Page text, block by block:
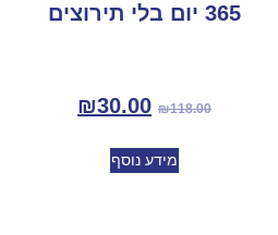
365 יום בלי תירוצים
₪118.00
₪30.00
מידע נוסף